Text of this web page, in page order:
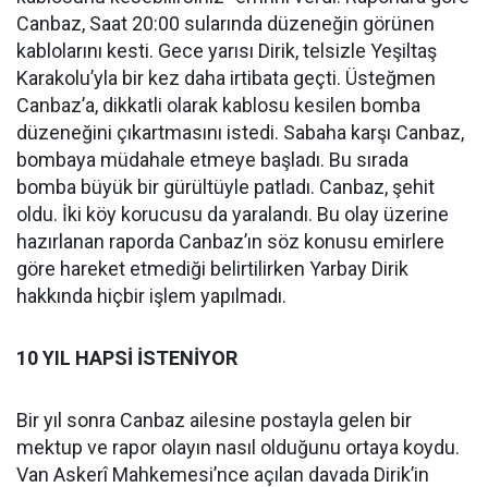
Canbaz, Saat 20:00 sularında düzeneğin görünen
kablolarını kesti. Gece yarısı Dirik, telsizle Yeşiltaş
Karakolu’yla bir kez daha irtibata geçti. Üsteğmen
Canbaz’a, dikkatli olarak kablosu kesilen bomba
düzeneğini çıkartmasını istedi. Sabaha karşı Canbaz,
bombaya müdahale etmeye başladı. Bu sırada
bomba büyük bir gürültüyle patladı. Canbaz, şehit
oldu. İki köy korucusu da yaralandı. Bu olay üzerine
hazırlanan raporda Canbaz’ın söz konusu emirlere
göre hareket etmediği belirtilirken Yarbay Dirik
hakkında hiçbir işlem yapılmadı.
10 YIL HAPSİ İSTENİYOR
Bir yıl sonra Canbaz ailesine postayla gelen bir
mektup ve rapor olayın nasıl olduğunu ortaya koydu.
Van Askerî Mahkemesi’nce açılan davada Dirik’in